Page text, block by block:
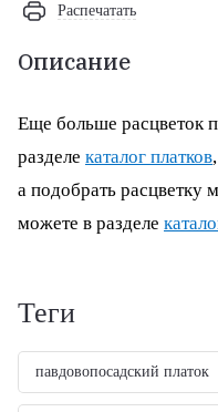
Распечатать
Описание
Еще больше расцветок
разделе каталог платков,
а подобрать расцветку
можете в разделе
теги
павдовопосадский платок